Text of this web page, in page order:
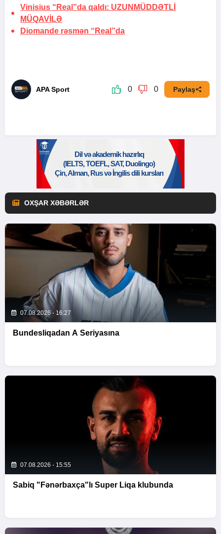
Vinisius “Real”da qaldı: UZUNMÜDDƏTLİ
MÜQAVİLƏ
Diomande rəsmən “Real”da
APA Sport 0 0 Paylaş
OXŞAR XƏBƏRLƏR
07.08.2026 - 16:27
Bundesliqadan A Seriyasına
07.08.2026 - 15:55
Sabiq "Fənərbaxça"lı Super Liqa klubunda